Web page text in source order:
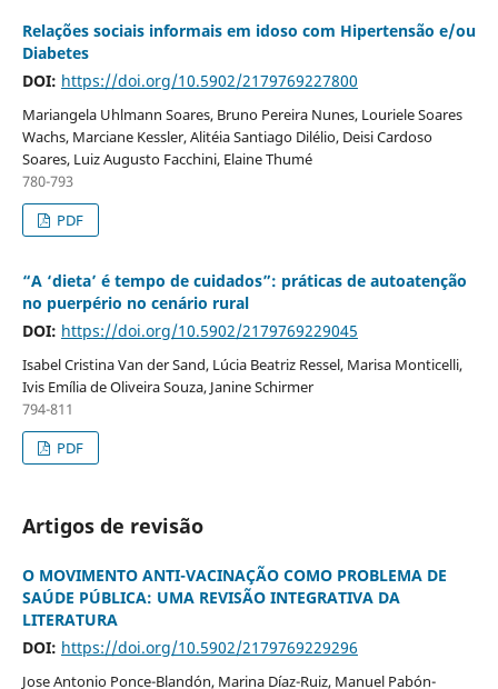
Relações sociais informais em idoso com Hipertensão e/ou
Diabetes
DOI: https://doi.org/10.5902/2179769227800
Mariangela Uhlmann Soares, Bruno Pereira Nunes, Louriele Soares
Wachs, Marciane Kessler, Alitéia Santiago Dilélio, Deisi Cardoso
Soares, Luiz Augusto Facchini, Elaine Thumé
780-793
PDF
“A ‘dieta’ é tempo de cuidados”: práticas de autoatenção
no puerpério no cenário rural
DOI: https://doi.org/10.5902/2179769229045
Isabel Cristina Van der Sand, Lúcia Beatriz Ressel, Marisa Monticelli,
Ivis Emília de Oliveira Souza, Janine Schirmer
794-811
PDF
Artigos de revisão
O MOVIMENTO ANTI-VACINAÇÃO COMO PROBLEMA DE
SAÚDE PÚBLICA: UMA REVISÃO INTEGRATIVA DA
LITERATURA
DOI: https://doi.org/10.5902/2179769229296
Jose Antonio Ponce-Blandón, Marina Díaz-Ruiz, Manuel Pabón-